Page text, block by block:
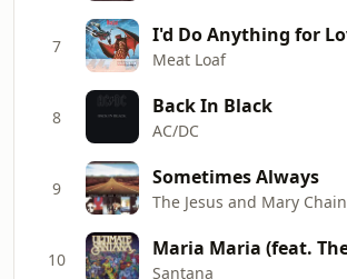
7
Meat Loaf
8 Back In Black
AC/DC
9 Sometimes Always
The Jesus and Mary Chain
10
Santana